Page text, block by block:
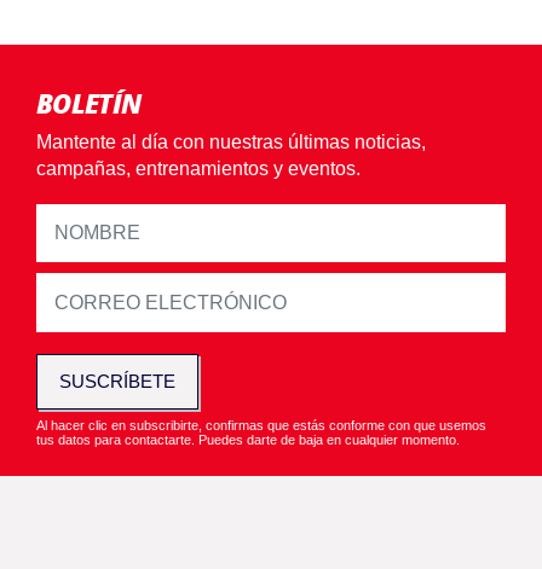
BOLETÍN
Mantente al día con nuestras últimas noticias,
campañas, entrenamientos y eventos.
SUSCRÍBETE
Al hacer clic en subscribirte, confirmas que estás conforme con que usemos
tus datos para contactarte. Puedes darte de baja en cualquier momento.